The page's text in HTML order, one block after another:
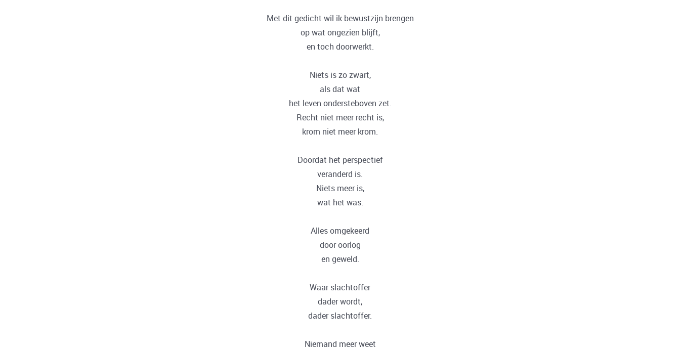
Met dit gedicht wil ik bewustzijn brengen
op wat ongezien blijft,
en toch doorwerkt.
Niets is zo zwart,
als dat wat
het leven ondersteboven zet.
Recht niet meer recht is,
krom niet meer krom.
Doordat het perspectief
veranderd is.
Niets meer is,
wat het was.
Alles omgekeerd
door oorlog
en geweld.
Waar slachtoffer
dader wordt,
dader slachtoffer.
Niemand meer weet